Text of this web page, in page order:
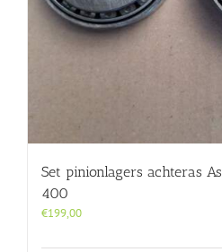
Set pinionlagers achteras
400
€199,00